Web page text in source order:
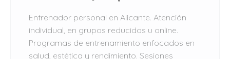
Entrenador personal en Alicante. Atención
individual, en grupos reducidos u online.
Programas de entrenamiento enfocados en
salud, estética y rendimiento. Sesiones